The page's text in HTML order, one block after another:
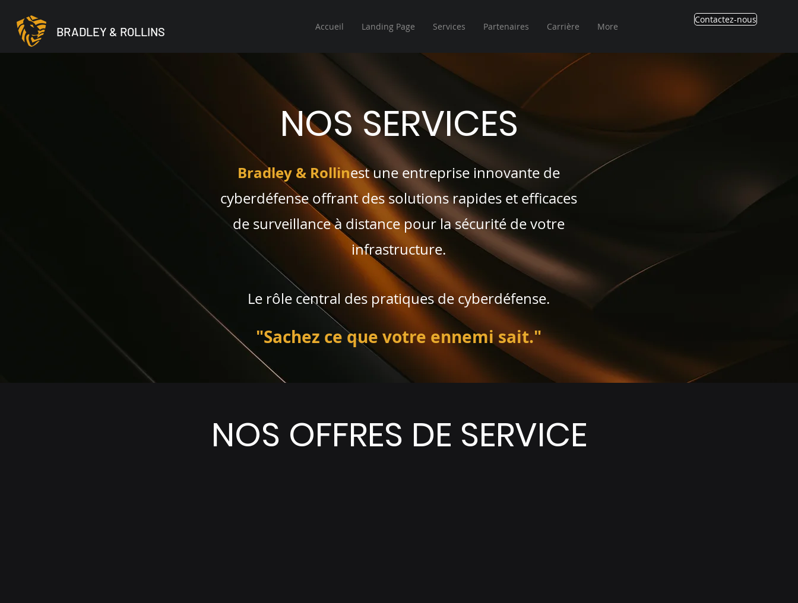
BRADLEY & ROLLINS Accueil Landing Page Services Partenaires Carrière More
Contactez-nous
NOS SERVICES
Bradley & Rollinest une entreprise innovante de
cyberdéfense offrant des solutions rapides et efficaces
de surveillance à distance pour la sécurité de votre
infrastructure.
Le rôle central des pratiques de cyberdéfense.
"Sachez ce que votre ennemi sait."
NOS OFFRES DE SERVICE